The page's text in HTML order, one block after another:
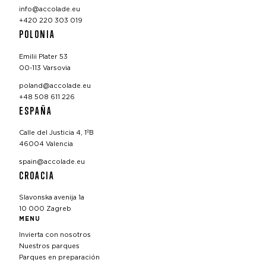
info@accolade.eu
+420 220 303 019
POLONIA
Emilii Plater 53
00-113 Varsovia
poland@accolade.eu
+48 508 611 226
ESPAÑA
Calle del Justicia 4, 1ºB
46004 Valencia
spain@accolade.eu
CROACIA
Slavonska avenija 1a
10 000 Zagreb
MENU
Invierta con nosotros
Nuestros parques
Parques en preparación